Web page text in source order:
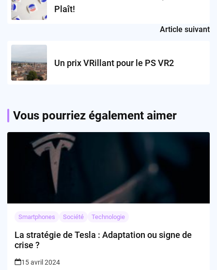
Plaît!
Article suivant
Un prix VRillant pour le PS VR2
Vous pourriez également aimer
Smartphones Société Technologie
La stratégie de Tesla : Adaptation ou signe de
crise ?
15 avril 2024